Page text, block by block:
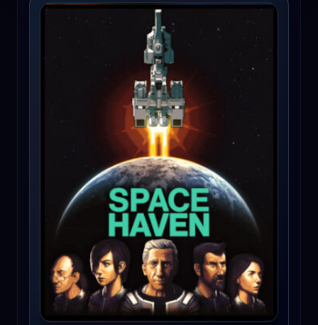
Space Haven (PC) - Steam Key - GLOBAL